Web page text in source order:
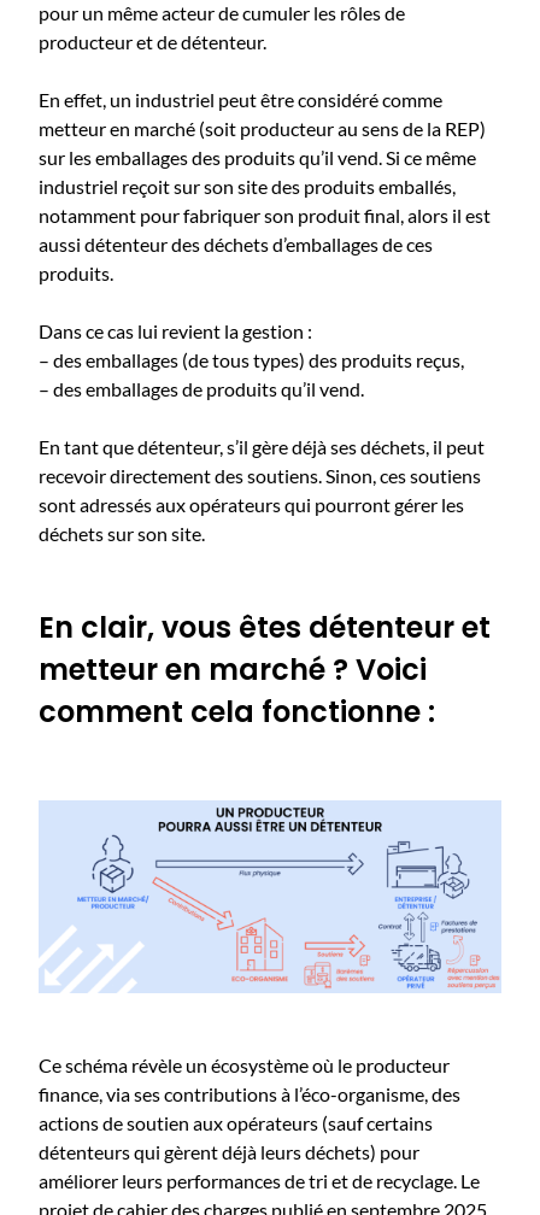
pour un même acteur ​​de cumuler​​​​​​ les r​ôles de ​​
producteur et ​de ​détenteur. ​​​
​​​​​​​​En effet, un industriel peut être considéré comme
metteur en marché (soit producteur au sens de la REP)​​
sur les emballages des produits qu’il ​​vend​​. ​S​i ce même
industriel reçoit sur son site des produits emballés,
notamment pour fabriquer son produit final, alors il est
aussi détenteur des déchets d’emballages de ces
produits. ​​​
​​​​​​​​​​​Dans ce cas lui revient la gestion : ​​​
– des emballages (de tous types) des produits reçus,​​​
– ​​​​des emballages de produits qu’il vend.​​​
​​​​​​​​​En tant que détenteur, s’il gère déjà ses déchets, il peut
recevoir directement des soutiens. Sinon, ces soutiens
sont adressés aux opérateurs qui pourront gérer les
déchets sur son site​​.​
En clair, vous êtes détenteur et
metteur en marché ? Voici
comment cela fonctionne :
​​​Ce​ schéma révèle un écosystème où le producteur
finance, via ses contributions à l’éco-organisme, des
actions d​​e soutien aux opérateurs (sauf certains
détenteurs qui gèrent déjà leurs déchets) ​​pour
améliorer leurs performances de tri et de recyclage. Le
projet de cahier des charges publié en ​​septembre ​​2025